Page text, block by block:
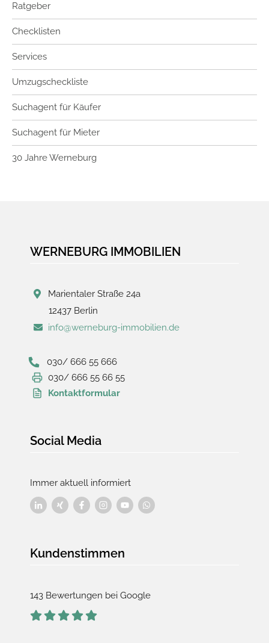
Ratgeber
Checklisten
Services
Umzugscheckliste
Suchagent für Käufer
Suchagent für Mieter
30 Jahre Werneburg
WERNEBURG IMMOBILIEN
Marientaler Straße 24a
12437 Berlin
info@werneburg-immobilien.de
030/ 666 55 666
030/ 666 55 66 55
Kontaktformular
Social Media
Immer aktuell informiert
Kundenstimmen
143 Bewertungen bei Google